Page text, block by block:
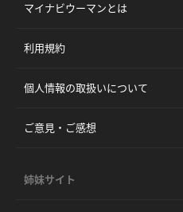
マイナビウーマンとは
利用規約
個人情報の取扱いについて
ご意見・ご感想
姉妹サイト